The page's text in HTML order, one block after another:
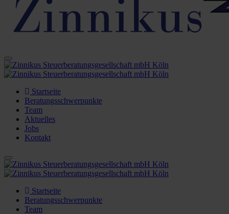
Startseite
Beratungsschwerpunkte
Team
Aktuelles
Jobs
Kontakt
Startseite
Beratungsschwerpunkte
Team